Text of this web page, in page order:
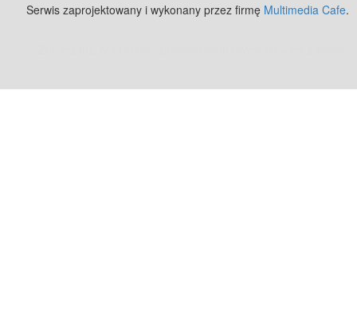
Serwis zaprojektowany i wykonany przez firmę Multimedia Cafe.